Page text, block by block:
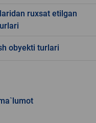
ruxsat etilgan
obyekti turlari